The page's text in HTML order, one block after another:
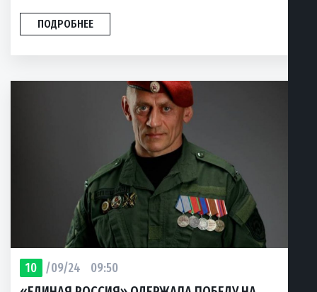
ПОДРОБНЕЕ
10 /09/24 09:50